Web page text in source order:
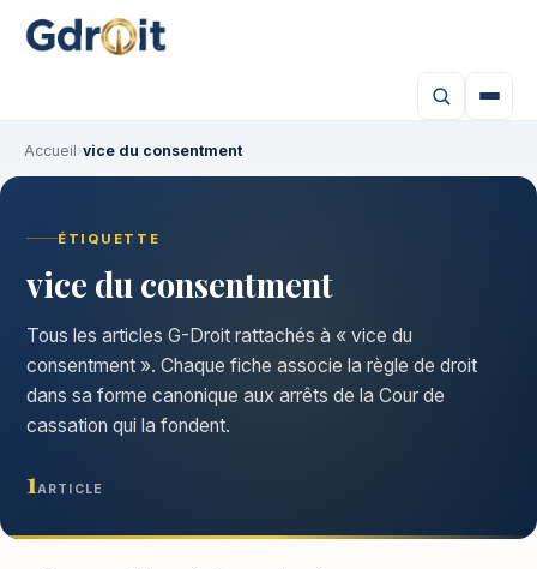
Accueil›vice du consentment
ÉTIQUETTE
vice du consentment
Tous les articles G-Droit rattachés à « vice du
consentment ». Chaque fiche associe la règle de droit
dans sa forme canonique aux arrêts de la Cour de
cassation qui la fondent.
1 ARTICLE